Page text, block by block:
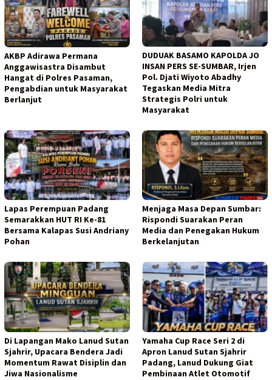
AKBP Adirawa Permana
Anggawisastra Disambut
Hangat di Polres Pasaman,
Pengabdian untuk Masyarakat
Berlanjut
DUDUAK BASAMO KAPOLDA JO
INSAN PERS SE-SUMBAR, Irjen
Pol. Djati Wiyoto Abadhy
Tegaskan Media Mitra
Strategis Polri untuk
Masyarakat
Lapas Perempuan Padang
Semarakkan HUT RI Ke-81
Bersama Kalapas Susi Andriany
Pohan
Menjaga Masa Depan Sumbar:
Rispondi Suarakan Peran
Media dan Penegakan Hukum
Berkelanjutan
Di Lapangan Mako Lanud Sutan
Sjahrir, Upacara Bendera Jadi
Momentum Rawat Disiplin dan
Jiwa Nasionalisme
Yamaha Cup Race Seri 2 di
Apron Lanud Sutan Sjahrir
Padang, Lanud Dukung Giat
Pembinaan Atlet Otomotif